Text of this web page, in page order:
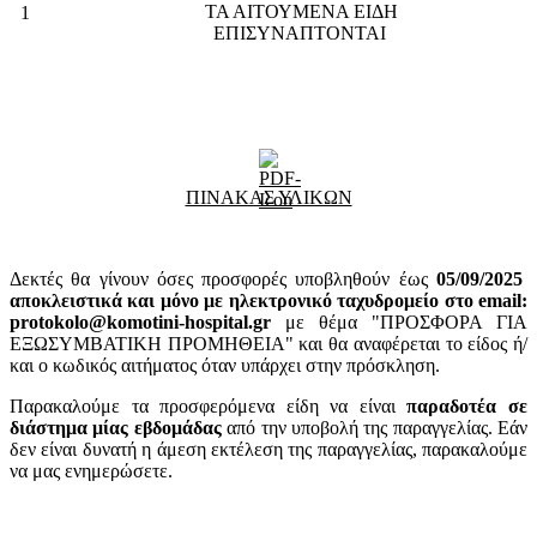
1
ΤΑ ΑΙΤΟΥΜΕΝΑ ΕΙΔΗ
ΕΠΙΣΥΝΑΠΤΟΝΤΑΙ
ΠΙΝΑΚΑΣ ΥΛΙΚΩΝ
Δεκτές θα γίνουν όσες προσφορές υποβληθούν έως 05/09/2025
αποκλειστικά και μόνο με ηλεκτρονικό ταχυδρομείο στο email:
protokolo@komotini-hospital.gr με θέμα "ΠΡΟΣΦΟΡΑ ΓΙΑ
ΕΞΩΣΥΜΒΑΤΙΚΗ ΠΡΟΜΗΘΕΙΑ" και θα αναφέρεται το είδος ή/
και ο κωδικός αιτήματος όταν υπάρχει στην πρόσκληση.
Παρακαλούμε τα προσφερόμενα είδη να είναιπαραδοτέα σε
διάστημα μίας εβδομάδαςαπό την υποβολή της παραγγελίας. Εάν
δεν είναι δυνατή η άμεση εκτέλεση της παραγγελίας, παρακαλούμε
να μας ενημερώσετε.